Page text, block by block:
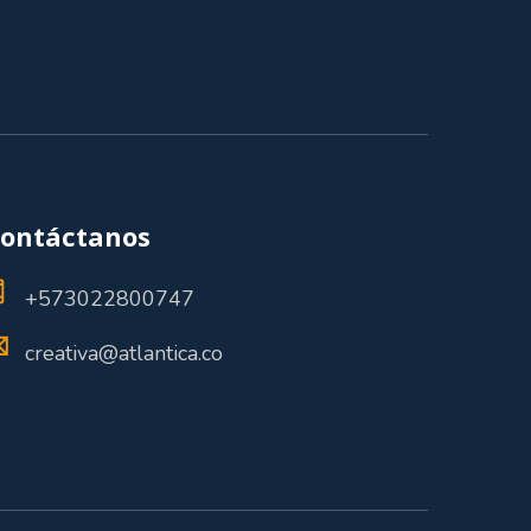
+573022800747
creativa@atlantica.co